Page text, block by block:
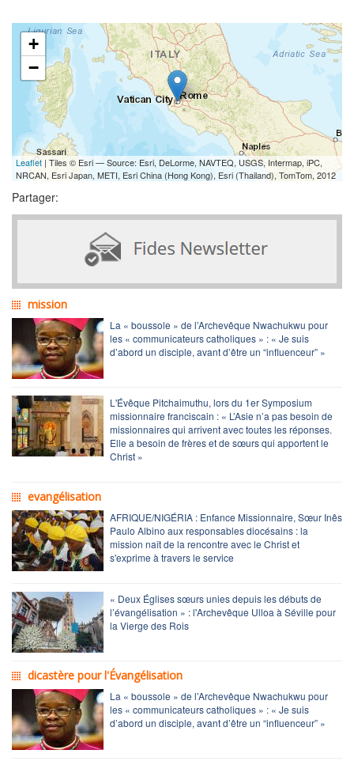
+
−
Leaflet | Tiles © Esri — Source: Esri, DeLorme, NAVTEQ, USGS, Intermap, iPC,
NRCAN, Esri Japan, METI, Esri China (Hong Kong), Esri (Thailand), TomTom, 2012
Partager:
mission
La « boussole » de l’Archevêque Nwachukwu pour
les « communicateurs catholiques » : « Je suis
d’abord un disciple, avant d’être un “influenceur” »
L'Évêque Pitchaimuthu, lors du 1er Symposium
missionnaire franciscain : « L’Asie n’a pas besoin de
missionnaires qui arrivent avec toutes les réponses.
Elle a besoin de frères et de sœurs qui apportent le
Christ »
evangélisation
AFRIQUE/NIGÉRIA : Enfance Missionnaire, Sœur Inês
Paulo Albino aux responsables diocésains : la
mission naît de la rencontre avec le Christ et
s'exprime à travers le service
« Deux Églises sœurs unies depuis les débuts de
l’évangélisation » : l'Archevêque Ulloa à Séville pour
la Vierge des Rois
dicastère pour l'Évangélisation
La « boussole » de l’Archevêque Nwachukwu pour
les « communicateurs catholiques » : « Je suis
d’abord un disciple, avant d’être un “influenceur” »